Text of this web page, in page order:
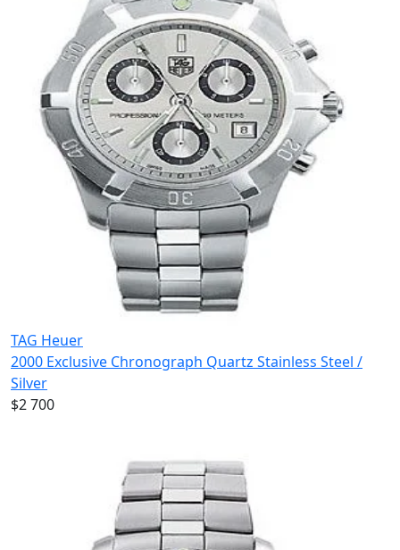
TAG Heuer
2000 Exclusive Chronograph Quartz Stainless Steel /
Silver
$2 700